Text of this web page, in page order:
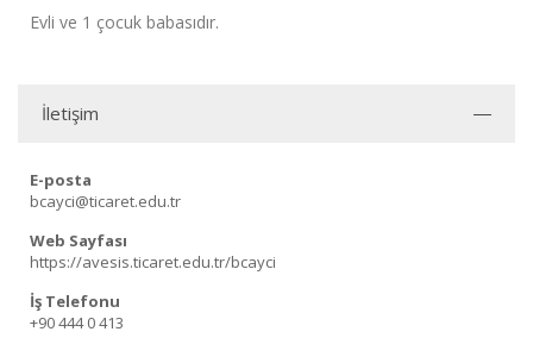
Evli ve 1 çocuk babasıdır.
İletişim
E-posta
bcayci@ticaret.edu.tr
Web Sayfası
https://avesis.ticaret.edu.tr/bcayci
İş Telefonu
+90 444 0 413